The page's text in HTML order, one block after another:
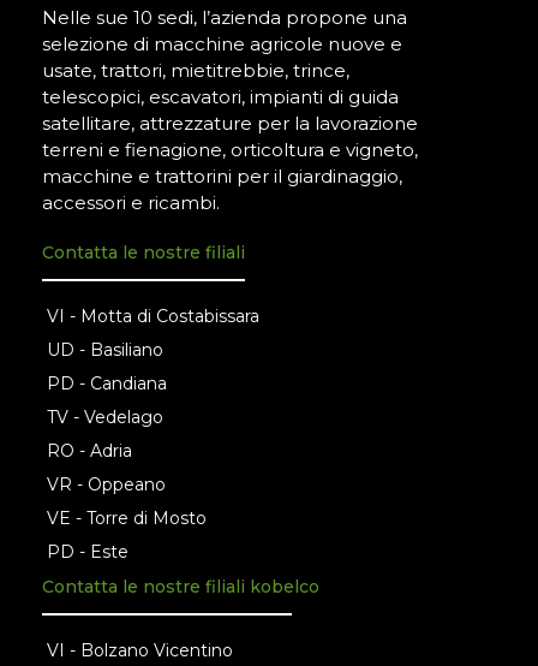
Nelle sue 10 sedi, l’azienda propone una
selezione di macchine agricole nuove e
usate, trattori, mietitrebbie, trince,
telescopici, escavatori, impianti di guida
satellitare, attrezzature per la lavorazione
terreni e fienagione, orticoltura e vigneto,
macchine e trattorini per il giardinaggio,
accessori e ricambi.
Contatta le nostre filiali
VI - Motta di Costabissara
UD - Basiliano
PD - Candiana
TV - Vedelago
RO - Adria
VR - Oppeano
VE - Torre di Mosto
PD - Este
Contatta le nostre filiali kobelco
VI - Bolzano Vicentino